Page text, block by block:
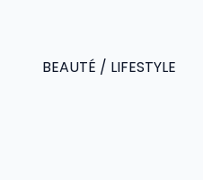
BEAUTÉ / LIFESTYLE